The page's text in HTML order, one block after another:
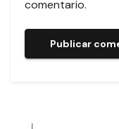
comentario.